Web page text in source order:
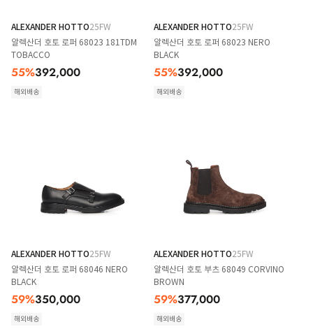
ALEXANDER HOTTO25FW
알렉산더 호토 로퍼 68023 181TDM
TOBACCO
55%392,000
해외배송
ALEXANDER HOTTO25FW
알렉산더 호토 로퍼 68023 NERO
BLACK
55%392,000
해외배송
ALEXANDER HOTTO25FW
알렉산더 호토 로퍼 68046 NERO
BLACK
59%350,000
해외배송
ALEXANDER HOTTO25FW
알렉산더 호토 부츠 68049 CORVINO
BROWN
59%377,000
해외배송